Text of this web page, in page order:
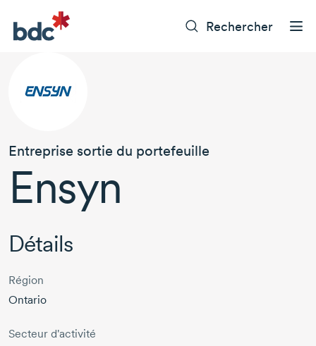
Rechercher
Entreprise sortie du portefeuille
Ensyn
Détails
Région
Ontario
Secteur d'activité